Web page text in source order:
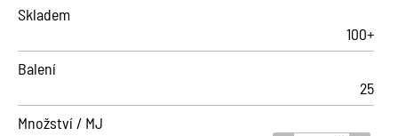
Skladem
100+
Balení
25
Množství / MJ